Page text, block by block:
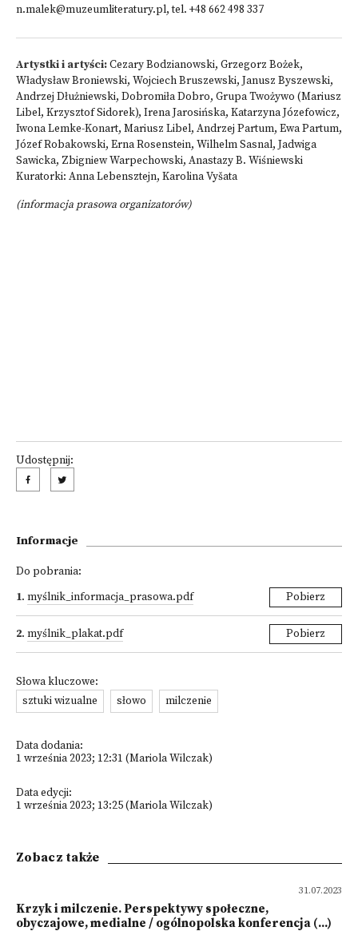
n.malek@muzeumliteratury.pl, tel. +48 662 498 337
Artystki i artyści:Cezary Bodzianowski, Grzegorz Bożek,
Władysław Broniewski, Wojciech Bruszewski, Janusz Byszewski,
Andrzej Dłużniewski, Dobromiła Dobro, Grupa Twożywo (Mariusz
Libel, Krzysztof Sidorek), Irena Jarosińska, Katarzyna Józefowicz,
Iwona Lemke-Konart, Mariusz Libel, Andrzej Partum, Ewa Partum,
Józef Robakowski, Erna Rosenstein, Wilhelm Sasnal, Jadwiga
Sawicka, Zbigniew Warpechowski, Anastazy B. Wiśniewski
Kuratorki: Anna Lebensztejn, Karolina Vyšata
(informacja prasowa organizatorów)
Udostępnij:
Informacje
Do pobrania:
1. myślnik_informacja_prasowa.pdf Pobierz
2. myślnik_plakat.pdf Pobierz
Słowa kluczowe:
sztuki wizualne
słowo milczenie
Data dodania:
1 września 2023; 12:31 (Mariola Wilczak)
Data edycji:
1 września 2023; 13:25 (Mariola Wilczak)
Zobacz także
31.07.2023
Krzyk i milczenie. Perspektywy społeczne,
obyczajowe, medialne / ogólnopolska konferencja (...)